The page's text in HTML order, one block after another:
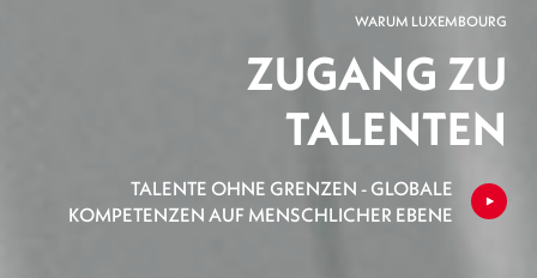
WARUM LUXEMBOURG
ZUGANG ZU
TALENTEN
TALENTE OHNE GRENZEN - GLOBALE
KOMPETENZEN AUF MENSCHLICHER EBENE